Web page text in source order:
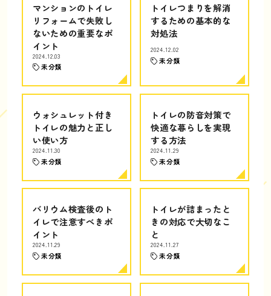
マンションのトイレ
リフォームで失敗し
ないための重要なポ
イント
2024.12.03
未分類
トイレつまりを解消
するための基本的な
対処法
2024.12.02
未分類
ウォシュレット付き
トイレの魅力と正し
い使い方
2024.11.30
未分類
トイレの防音対策で
快適な暮らしを実現
する方法
2024.11.29
未分類
バリウム検査後のト
イレで注意すべきポ
イント
2024.11.29
未分類
トイレが詰まったと
きの対応で大切なこ
と
2024.11.27
未分類